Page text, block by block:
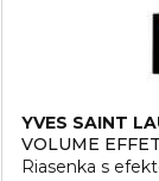
YVES SAINT
VOLUME
Riasenka s